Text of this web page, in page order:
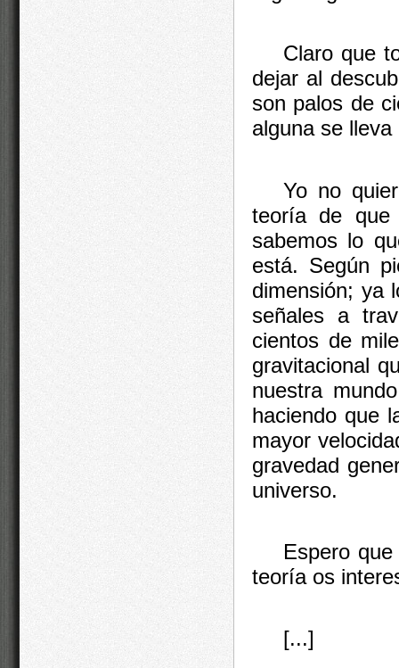
Claro que
dejar al
son palos de
alguna se
Yo no
teoría de que
sabemos lo
está. Según
dimensión; ya
señales a
cientos de
gravitacional
nuestra
haciendo que
mayor
gravedad
universo.
Espero
teoría os
[...]